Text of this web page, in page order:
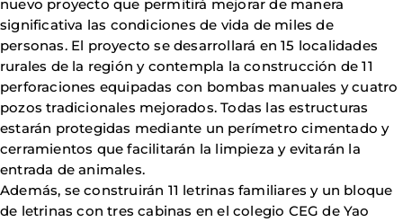
nuevo proyecto que permitirá mejorar de manera
significativa las condiciones de vida de miles de
personas. El proyecto se desarrollará en 15 localidades
rurales de la región y contempla la construcción de 11
perforaciones equipadas con bombas manuales y cuatro
pozos tradicionales mejorados. Todas las estructuras
estarán protegidas mediante un perímetro cimentado y
cerramientos que facilitarán la limpieza y evitarán la
entrada de animales.
Además, se construirán 11 letrinas familiares y un bloque
de letrinas con tres cabinas en el colegio CEG de Yao